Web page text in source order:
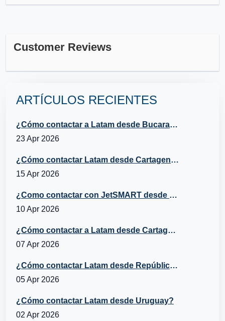
Customer Reviews
ARTÍCULOS RECIENTES
¿Cómo contactar a Latam desde Bucaramanga?
23 Apr 2026
¿Cómo contactar Latam desde Cartagena?
15 Apr 2026
¿Como contactar con JetSMART desde Cartagena, Chile?
10 Apr 2026
¿Cómo contactar a Latam desde Cartagena, República Dominicana?
07 Apr 2026
¿Cómo contactar Latam desde República Dominicana?
05 Apr 2026
¿Cómo contactar Latam desde Uruguay?
02 Apr 2026